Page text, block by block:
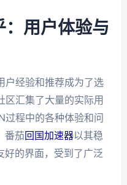
：用户体验与
户经验和推荐成为了选
区汇集了大量的实际用
过程中的各种体验和问
番茄回国加速器以其稳
好的界面，受到了广泛